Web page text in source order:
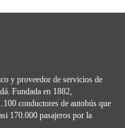
y proveedor de servicios de
Fundada en 1882,
conductores de autobús que
170.000 pasajeros por la